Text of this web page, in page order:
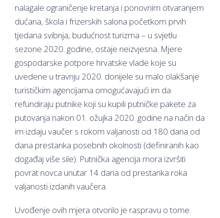
nalagale ograničenje kretanja i ponovnim otvaranjem
dućana, škola i frizerskih salona početkom prvih
tjedana svibnja, budućnost turizma – u svjetlu
sezone 2020. godine, ostaje neizvjesna. Mjere
gospodarske potpore hrvatske vlade koje su
uvedene u travnju 2020. donijele su malo olakšanje
turističkim agencijama omogućavajući im da
refundiraju putnike koji su kupili putničke pakete za
putovanja nakon 01. ožujka 2020. godine na način da
im izdaju vaučer s rokom valjanosti od 180 dana od
dana prestanka posebnih okolnosti (definiranih kao
događaj više sile). Putnička agencija mora izvršiti
povrat novca unutar 14 dana od prestanka roka
valjanosti izdanih vaučera.
Uvođenje ovih mjera otvorilo je raspravu o tome